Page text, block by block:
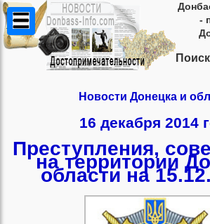
-
Новости Донецка и
16 декабря 2014
Преступления,
на территории
области на